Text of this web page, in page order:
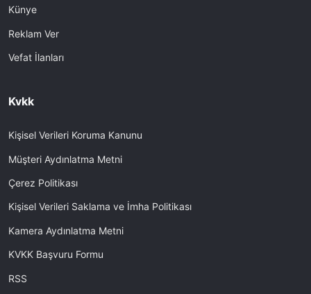
Künye
Reklam Ver
Vefat İlanları
Kvkk
Kişisel Verileri Koruma Kanunu
Müşteri Aydınlatma Metni
Çerez Politikası
Kişisel Verileri Saklama ve İmha Politikası
Kamera Aydınlatma Metni
KVKK Başvuru Formu
RSS